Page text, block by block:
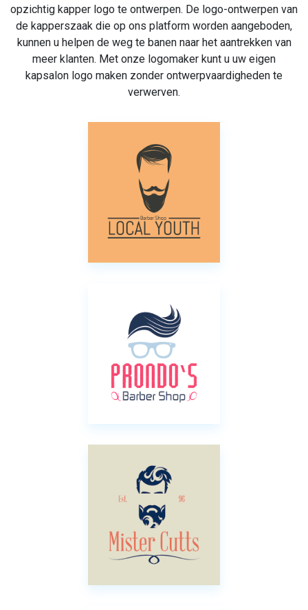
opzichtig kapper logo te ontwerpen. De logo-ontwerpen van
de kapperszaak die op ons platform worden aangeboden,
kunnen u helpen de weg te banen naar het aantrekken van
meer klanten. Met onze logomaker kunt u uw eigen
kapsalon logo maken zonder ontwerpvaardigheden te
verwerven.